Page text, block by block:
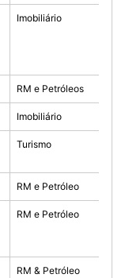
Imobiliário
RM e Petróleos
Imobiliário
Turismo
RM e Petróleo
RM e Petróleo
RM & Petróleo